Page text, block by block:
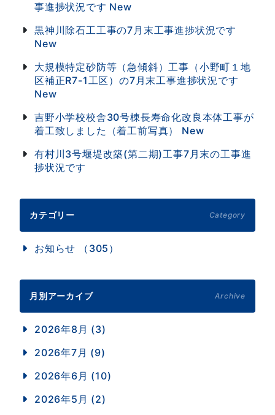
事進捗状況です New
黒神川除石工工事の7月末工事進捗状況です
New
大規模特定砂防等（急傾斜）工事（小野町１地
区補正R7-1工区）の7月末工事進捗状況です
New
吉野小学校校舎30号棟長寿命化改良本体工事が
着工致しました（着工前写真） New
有村川3号堰堤改築(第二期)工事7月末の工事進
捗状況です
カテゴリー Category
お知らせ （305）
月別アーカイブ Archive
2026年8月 (3)
2026年7月 (9)
2026年6月 (10)
2026年5月 (2)